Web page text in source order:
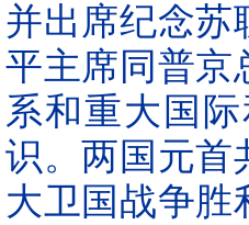
并出席纪念苏
平主席同普京
系和重大国
识。两国元首
大卫国战争胜